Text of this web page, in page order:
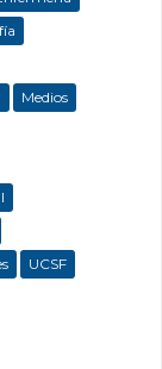
Medios
UCSF